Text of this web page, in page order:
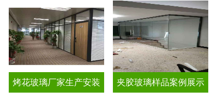
烤花玻璃厂家生产安装 夹胶玻璃样品案例展示